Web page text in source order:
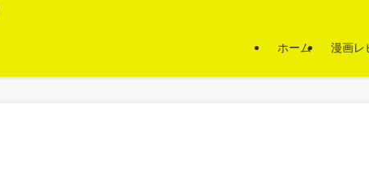
ホーム 漫画レ